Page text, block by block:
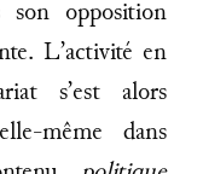
opposition
L’activité en
s’est alors
même dans